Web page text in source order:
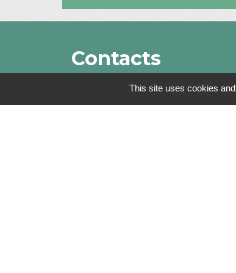
Contacts
This site uses cookies